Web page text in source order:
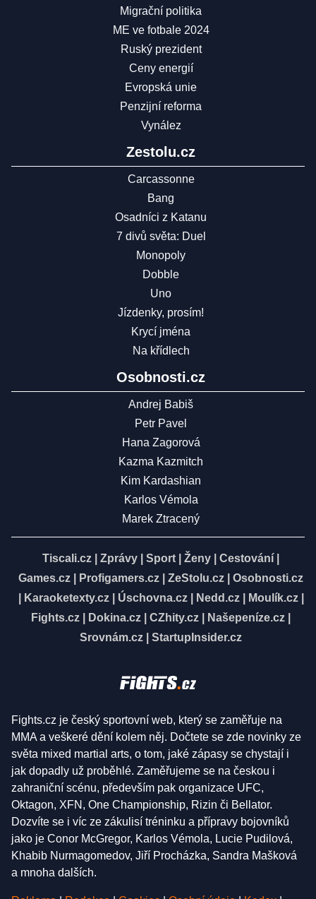
Migrační politika
ME ve fotbale 2024
Ruský prezident
Ceny energií
Evropská unie
Penzijní reforma
Vynález
Zestolu.cz
Carcassonne
Bang
Osadníci z Katanu
7 divů světa: Duel
Monopoly
Dobble
Uno
Jízdenky, prosím!
Krycí jména
Na křídlech
Osobnosti.cz
Andrej Babiš
Petr Pavel
Hana Zagorová
Kazma Kazmitch
Kim Kardashian
Karlos Vémola
Marek Ztracený
Tiscali.cz Zprávy Sport Ženy Cestování
Games.cz
Profigamers.cz ZeStolu.cz
Osobnosti.cz
Karaoketexty.cz| Úschovna.cz| Nedd.cz| Moulík.cz|
Fights.cz
Dokina.cz CZhity.cz Našepeníze.cz
Srovnám.cz
StartupInsider.cz
Fights.cz je český sportovní web, který se zaměřuje na
MMA a veškeré dění kolem něj. Dočtete se zde novinky ze
světa mixed martial arts, o tom, jaké zápasy se chystají i
jak dopadly už proběhlé. Zaměřujeme se na českou i
zahraniční scénu, především pak organizace UFC,
Oktagon, XFN, One Championship, Rizin či Bellator.
Dozvíte se i víc ze zákulisí tréninku a přípravy bojovníků
jako je Conor McGregor, Karlos Vémola, Lucie Pudilová,
Khabib Nurmagomedov, Jiří Procházka, Sandra Mašková
a mnoha dalších.